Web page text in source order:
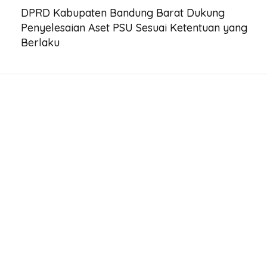
DPRD Kabupaten Bandung Barat Dukung
Penyelesaian Aset PSU Sesuai Ketentuan yang
Berlaku